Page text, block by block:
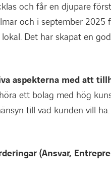
och får en djupare
och i september 2025
Det har skapat en
aspekterna med att
ett bolag med hög
till vad kunden vill
(Ansvar,